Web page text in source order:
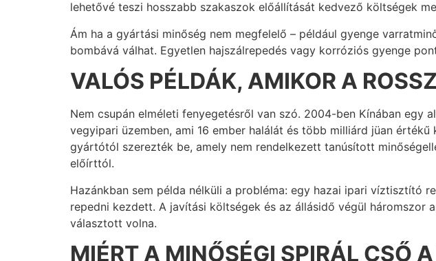
lehetővé teszi hosszabb szakaszok előállítását kedvező költségek
Ám ha a gyártási minőség nem megfelelő – például gyenge
bombává válhat. Egyetlen hajszálrepedés vagy korróziós gyenge
VALÓS PÉLDÁK, AMIKOR A
Nem csupán elméleti fenyegetésről van szó. 2004-ben Kínában
vegyipari üzemben, ami 16 ember halálát és több milliárd jüan
gyártótól szerezték be, amely nem rendelkezett tanúsított
előírttól.
Hazánkban sem példa nélküli a probléma: egy hazai ipari víztisztító
repedni kezdett. A javítási költségek és az állásidő végül
választott volna.
MIÉRT A MINŐSÉGI SPIRÁL CSŐ